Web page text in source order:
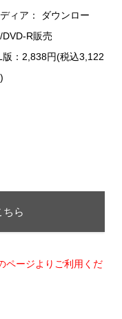
ディア： ダウンロー
/DVD-R販売
版：2,838円(税込3,122
ちら
ページよりご利用くだ